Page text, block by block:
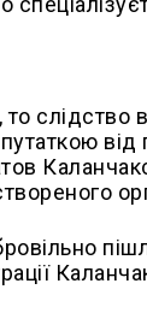
, то слідство
від